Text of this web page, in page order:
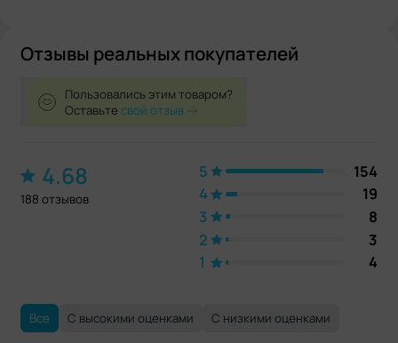
Отзывы реальных покупателей
Пользовались этим товаром?
Оставьтесвой отзыв
4.68
188 отзывов
5
154
4
19
3
8
2
3
1
4
Все С высокими оценками С низкими оценками